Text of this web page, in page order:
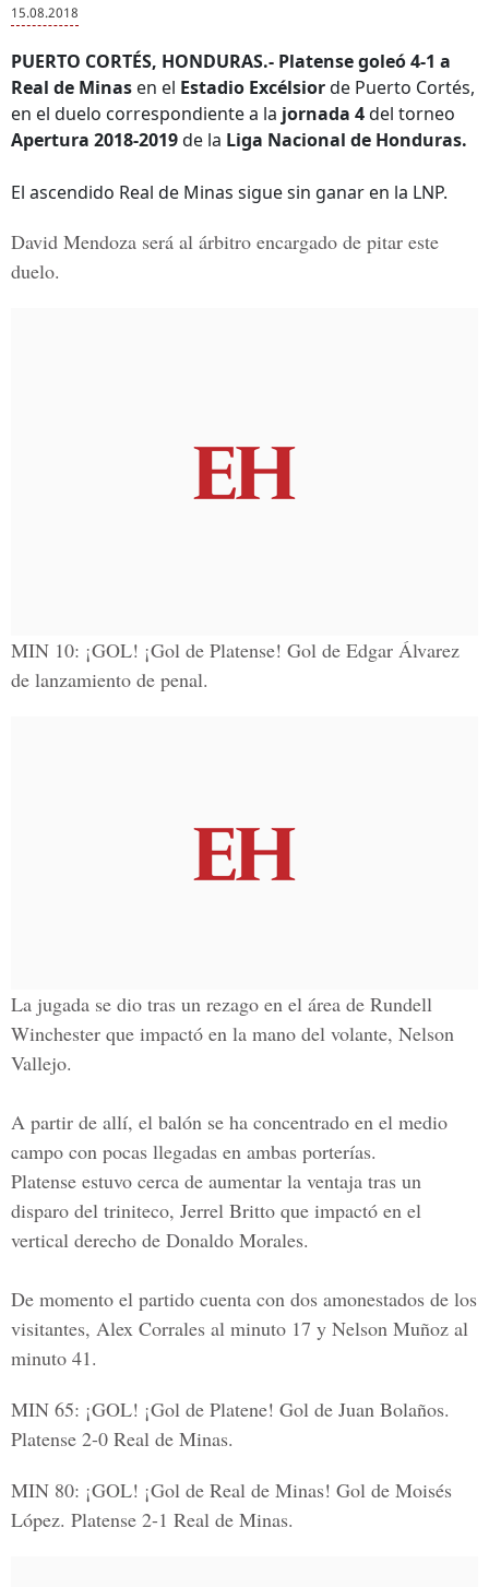
15.08.2018
PUERTO CORTÉS, HONDURAS.- Platense goleó 4-1 a
Real de Minas en el Estadio Excélsiorde Puerto Cortés,
en el duelo correspondiente a la jornada 4del torneo
Apertura 2018-2019de la Liga Nacional de Honduras.
El ascendido Real de Minas sigue sin ganar en la LNP.
David Mendoza será al árbitro encargado de pitar este
duelo.
MIN 10: ¡GOL! ¡Gol de Platense! Gol de Edgar Álvarez
de lanzamiento de penal.
La jugada se dio tras un rezago en el área de Rundell
Winchester que impactó en la mano del volante, Nelson
Vallejo.
A partir de allí, el balón se ha concentrado en el medio
campo con pocas llegadas en ambas porterías.
Platense estuvo cerca de aumentar la ventaja tras un
disparo del triniteco, Jerrel Britto que impactó en el
vertical derecho de Donaldo Morales.
De momento el partido cuenta con dos amonestados de los
visitantes, Alex Corrales al minuto 17 y Nelson Muñoz al
minuto 41.
MIN 65: ¡GOL! ¡Gol de Platene! Gol de Juan Bolaños.
Platense 2-0 Real de Minas.
MIN 80: ¡GOL! ¡Gol de Real de Minas! Gol de Moisés
López. Platense 2-1 Real de Minas.